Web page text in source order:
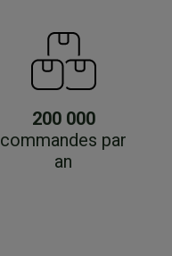
200 000
commandes par
an